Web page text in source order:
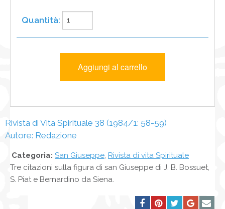
Rivista di Vita Spirituale 38 (1984/1: 58-59)
Autore: Redazione
Categoria: San Giuseppe Rivista di vita Spirituale
Tre citazioni sulla figura di san Giuseppe di J. B. Bossuet,
S. Piat e Bernardino da Siena.